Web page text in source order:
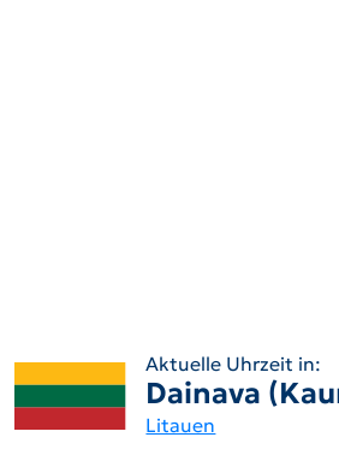
Aktuelle Uhrzeit in:
Dainava
Litauen